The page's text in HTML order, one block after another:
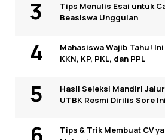
Tips Menulis Esai untuk
Beasiswa Unggulan
Mahasiswa Wajib Tahu!
KKN, KP, PKL, dan PPL
Hasil Seleksi Mandiri
UTBK Resmi Dirilis Sore Ini
Tips & Trik Membuat CV